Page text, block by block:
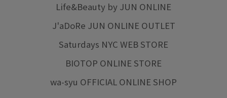
Life&Beauty by JUN ONLINE
J'aDoRe JUN ONLINE OUTLET
Saturdays NYC WEB STORE
BIOTOP ONLINE STORE
wa-syu OFFICIAL ONLINE SHOP